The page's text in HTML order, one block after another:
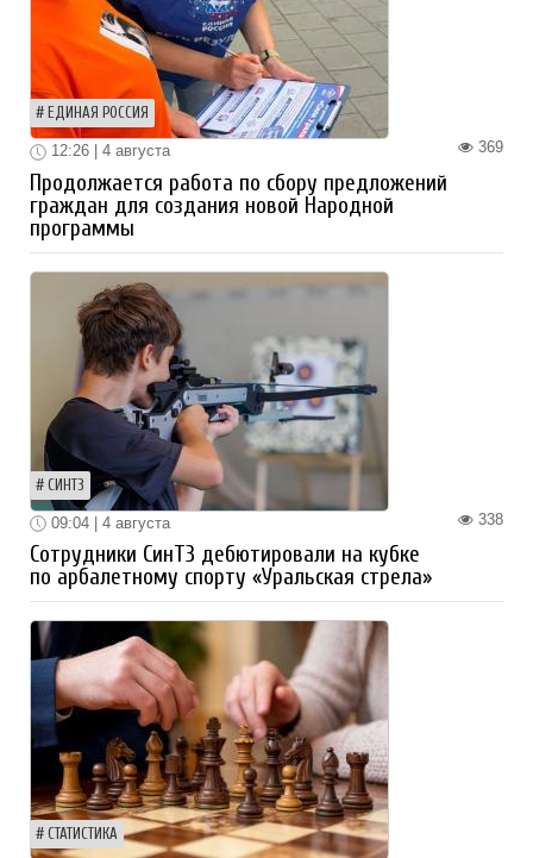
ЕДИНАЯ РОССИЯ
369
12:26 | 4 августа
Продолжается работа по сбору предложений
граждан для создания новой Народной
программы
СИНТЗ
338
09:04 | 4 августа
Сотрудники СинТЗ дебютировали на кубке
по арбалетному спорту «Уральская стрела»
СТАТИСТИКА